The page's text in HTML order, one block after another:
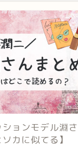
ションモデル淵さ
カに似てる】